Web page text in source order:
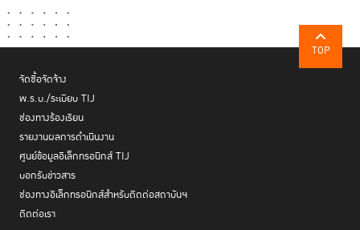
ต่อการมีกฎระเบียบ แต่กังวลต่อกติกาที่ไม่ชัดเจนไม่เสมอภาค และไม่สามารถ
คาดการณ์ได้ โดยผู้ประกอบการสะท้อนปัญหาหลัก 3 ประการ ได้แก่ การบังคับ
ใช้กฎหมายที่ไม่เป็นมาตรฐานเดียวกันและล้าสมัย กระบวนการอนุญาตที่ซับ
เฉพาะต่อผู้ประกอบการ SMEs และธุรกิจใหม่ ซึ่งล้วนเป็นต้นทุนแฝงที่บั่นทอน
ศักยภาพเศรษฐกิจไทย
ในส่วนของการแก้ไขปัญหา กกร. ได้ขับเคลื่อนการทำงานเชิงรุกผ่านโครงการ
“Zero Corruption: กกร. และเพื่อน ไม่ทน” โดยผนึกกำลังกับภาคีภาครัฐ
ภาคประชาสังคม และภาควิชาการ เพื่อผลักดัน Action Plan ที่นำไปสู่การ
ปฏิบัติได้จริง อาทิ การลดดุลยพินิจผ่านระบบดิจิทัล การเปิดเผยข้อมูลภาครัฐ
ตามมาตรฐานสากล การใช้เทคโนโลยีเพื่อความโปร่งใส และการคุ้มครองผู้เปิด
เผยข้อมูล
TOP
จัดซื้อจัดจ้าง
พ.ร.บ./ระเบียบ TIJ
ช่องทางร้องเรียน
รายงานผลการดำเนินงาน
ศูนย์ข้อมูลอิเล็กทรอนิกส์ TIJ
บอกรับข่าวสาร
ช่องทางอิเล็กทรอนิกส์สำหรับติดต่อสถาบันฯ
ติดต่อเรา